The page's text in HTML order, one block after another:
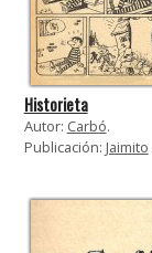
Historieta
Autor: Carbó.
Publicación: Jaimito